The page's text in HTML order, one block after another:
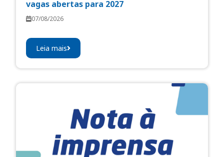
vagas abertas para 2027
07/08/2026
Leia mais